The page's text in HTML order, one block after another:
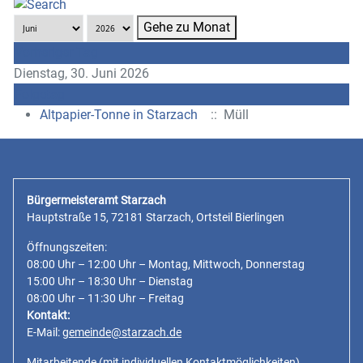
Gehe zu Monat
Dienstag, 30. Juni 2026
Altpapier-Tonne in Starzach
:: Müll
Bürgermeisteramt Starzach
Hauptstraße 15, 72181 Starzach, Ortsteil Bierlingen
Öffnungszeiten:
08:00 Uhr – 12:00 Uhr – Montag, Mittwoch, Donnerstag
15:00 Uhr – 18:30 Uhr – Dienstag
08:00 Uhr – 11:30 Uhr – Freitag
Kontakt:
E-Mail:gemeinde@starzach.de